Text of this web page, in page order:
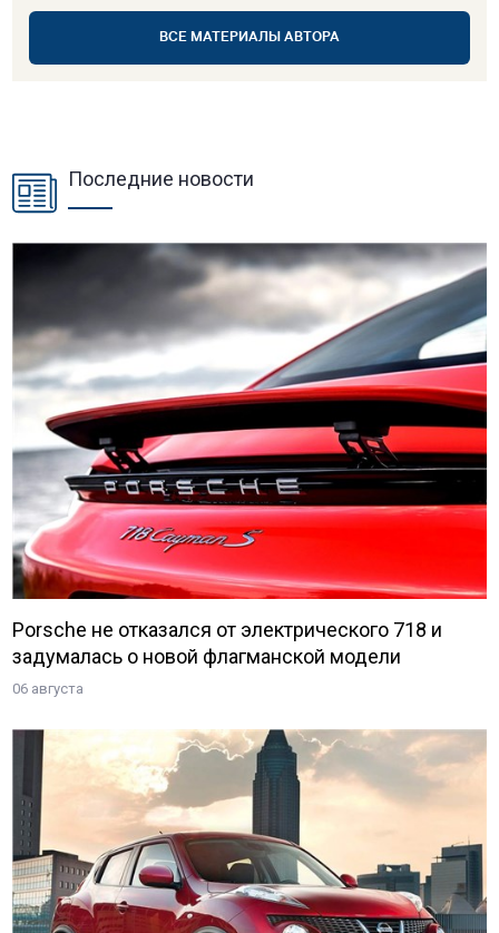
ВСЕ МАТЕРИАЛЫ АВТОРА
Последние новости
Porsche не отказался от электрического 718 и
задумалась о новой флагманской модели
06 августа